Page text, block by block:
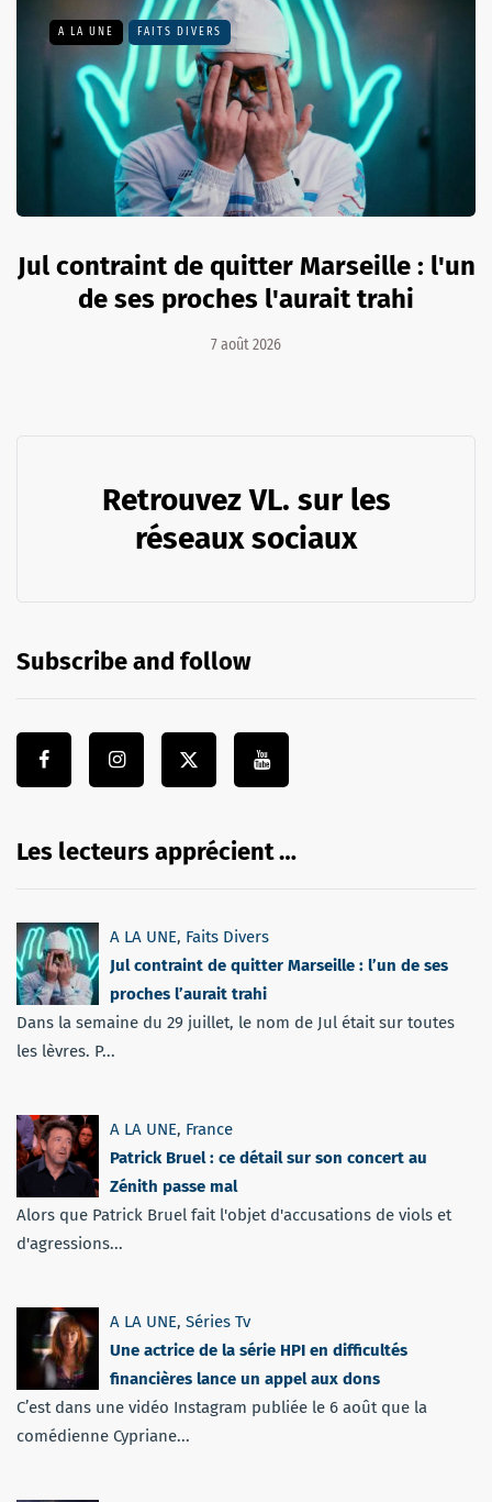
A LA UNE FAITS DIVERS
Jul contraint de quitter Marseille : l'un
de ses proches l'aurait trahi
7 août 2026
Retrouvez VL. sur les
réseaux sociaux
Subscribe and follow
Les lecteurs apprécient …
A LA UNE, Faits Divers
Jul contraint de quitter Marseille : l’un de ses
proches l’aurait trahi
Dans la semaine du 29 juillet, le nom de Jul était sur toutes
les lèvres. P...
A LA UNE, France
Patrick Bruel : ce détail sur son concert au
Zénith passe mal
Alors que Patrick Bruel fait l'objet d'accusations de viols et
d'agressions...
A LA UNE, Séries Tv
Une actrice de la série HPI en difficultés
financières lance un appel aux dons
C’est dans une vidéo Instagram publiée le 6 août que la
comédienne Cypriane...